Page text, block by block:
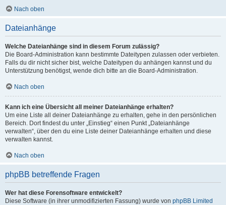
Nach oben
Dateianhänge
Welche Dateianhänge sind in diesem Forum zulässig?
Die Board-Administration kann bestimmte Dateitypen zulassen oder verbieten.
Falls du dir nicht sicher bist, welche Dateitypen du anhängen kannst und du
Unterstützung benötigst, wende dich bitte an die Board-Administration.
Nach oben
Kann ich eine Übersicht all meiner Dateianhänge erhalten?
Um eine Liste all deiner Dateianhänge zu erhalten, gehe in den persönlichen
Bereich. Dort findest du unter „Einstieg“ einen Punkt „Dateianhänge
verwalten“, über den du eine Liste deiner Dateianhänge erhalten und diese
verwalten kannst.
Nach oben
phpBB betreffende Fragen
Wer hat diese Forensoftware entwickelt?
Diese Software (in ihrer unmodifizierten Fassung) wurde von phpBB Limited